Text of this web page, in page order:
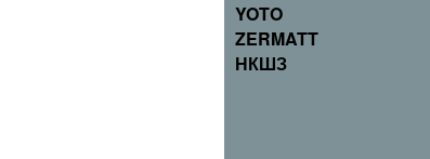
YOTO
ZERMATT
НКШЗ